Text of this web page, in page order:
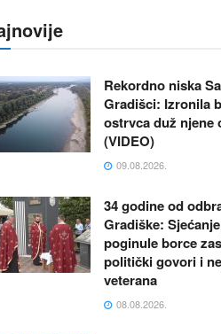
Rekordno niska
Gradišci: Izronila
ostrvca duž njene
(VIDEO)
09.08.2026.
34 godine od
Gradiške:
poginule borce
politički govori i
veterana
08.08.2026.